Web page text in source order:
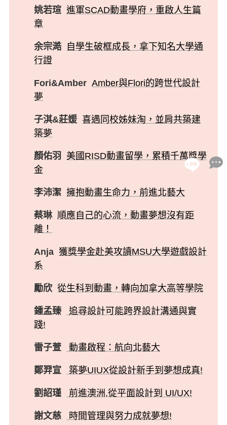
姚若瑄 進軍SCAD動畫學府，重啟人生篇
章
余宗澔
自學生破框成長，拿下知名大學通
行證
Fori&Amber Amber與Flori的跨世代設計
夢
子淇&莊媛 喜遇同校姊妹淘，並肩共築建
築夢
顏佑羽
美國RISD動畫留學，累積千萬獎學
金
李沛潔 擁抱動畫生命力，前進北藝大
蔡琳 順應自己的心流，動畫夢想沒有距
離！
Anja 獲獎學金赴美攻讀MSU大學遊戲設計
系
勵欣 從生科到動畫，轉向加拿大高等學院
鍾孟臻
追尋設計可能跨界設計溝通與實
踐!
雷子萱 動畫啟程：航向北藝大
鄭羿宣 築夢UIUX從設計新手到夢想成真!
劉詔瑾 前進澳洲,從平面設計到 UI/UX!
謝文慈 時間管理與努力成就夢想!